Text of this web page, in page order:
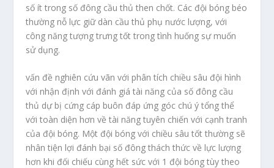
số ít trong số đông cầu thủ then chốt. Các đội bóng béo
thường nỗ lực giữ dàn cầu thủ phụ nước lượng, với
công năng tượng trưng tốt trong tình huống sự muốn
sử dụng.
vấn đề nghiên cứu vãn với phân tích chiều sâu đội hình
với nhận định với đánh giá tài năng của số đông cầu
thủ dự bị cứng cáp buôn đáp ứng góc chú ý tổng thể
với toàn diện hơn về tài năng tuyên chiến với cạnh tranh
của đội bóng. Một đội bóng với chiều sâu tốt thường sẽ
nhân tiện lợi đánh bại số đông thách thức về lực lượng
hơn khi đối chiếu cùng hết sức với 1 đội bóng tùy theo